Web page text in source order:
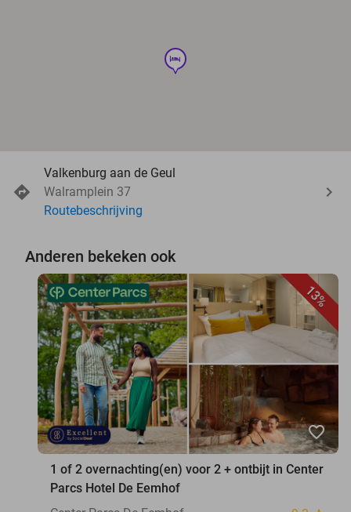
hotel
Valkenburg aan de Geul
Walramplein 37
Routebeschrijving
Anderen bekeken ook
13%
favorite_border
1 of 2 overnachting(en) voor 2 + ontbijt in Center
Parcs Hotel De Eemhof